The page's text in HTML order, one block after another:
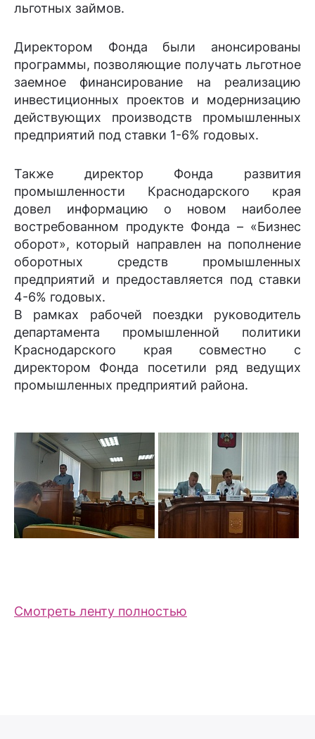
льготных займов.
Директором Фонда были анонсированы
программы, позволяющие получать льготное
заемное финансирование на реализацию
инвестиционных проектов и модернизацию
действующих производств промышленных
предприятий под ставки 1-6% годовых.
Также директор Фонда развития
промышленности Краснодарского края
довел информацию о новом наиболее
востребованном продукте Фонда – «Бизнес
оборот», который направлен на пополнение
оборотных средств промышленных
предприятий и предоставляется под ставки
4-6% годовых.
В рамках рабочей поездки руководитель
департамента промышленной политики
Краснодарского края совместно с
директором Фонда посетили ряд ведущих
промышленных предприятий района.
Смотреть ленту полностью